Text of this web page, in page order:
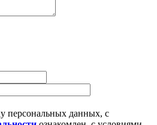
персональных данных, с